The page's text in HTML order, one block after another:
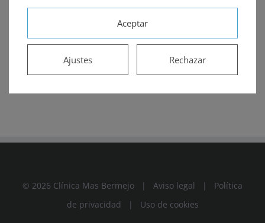
© 2026 Clínica Mas Bermejo | Aviso legal | Política
de privacidad | Uso de cookies
Aceptar
Rechazar
Ajustes